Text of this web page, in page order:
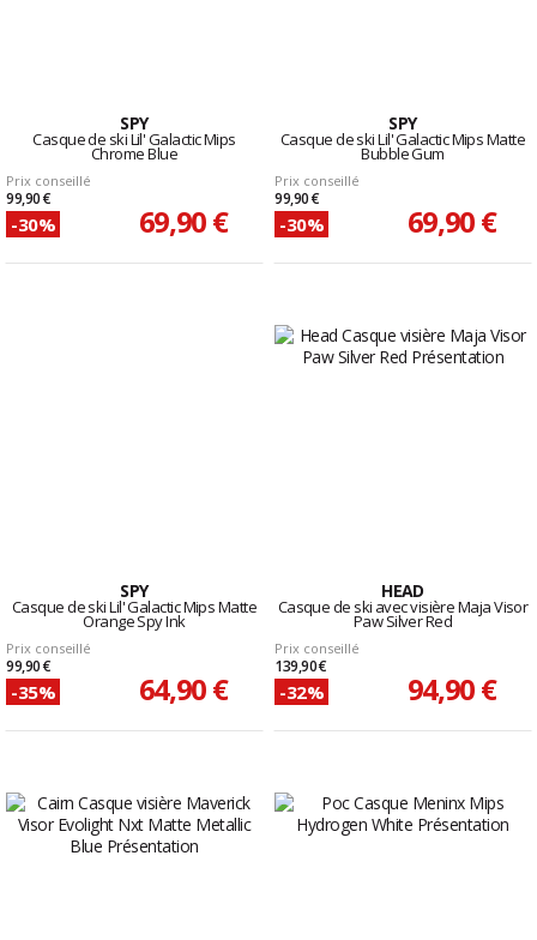
SPY
Casque de ski Lil' Galactic Mips
Chrome Blue
Prix conseillé
99,90 €
-30% 69,90 €
SPY
Casque de ski Lil' Galactic Mips Matte
Bubble Gum
Prix conseillé
99,90 €
-30% 69,90 €
SPY
Casque de ski Lil' Galactic Mips Matte
Orange Spy Ink
Prix conseillé
99,90 €
-35% 64,90 €
HEAD
Casque de ski avec visière Maja Visor
Paw Silver Red
Prix conseillé
139,90 €
-32% 94,90 €